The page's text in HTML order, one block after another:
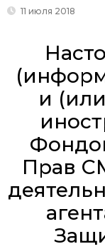
11 июля 2018
и
Прав